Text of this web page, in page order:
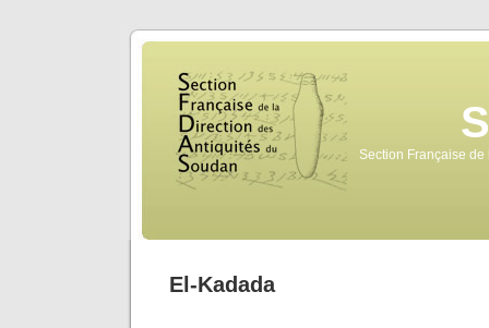
Section Française
El-Kadada